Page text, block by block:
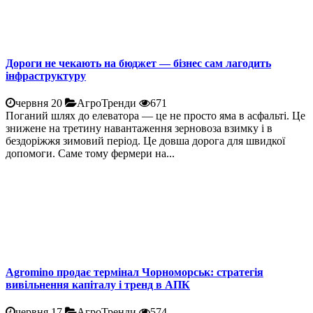
Дороги не чекають на бюджет — бізнес сам лагодить
інфраструктуру
червня 20 АгроТренди
671
Поганий шлях до елеватора — це не просто яма в асфальті. Це
знижене на третину навантаження зерновоза взимку і в
бездоріжжя зимовий період. Це довша дорога для швидкої
допомоги. Саме тому фермери на...
Agromino продає термінал Чорноморськ: стратегія
вивільнення капіталу і тренд в АПК